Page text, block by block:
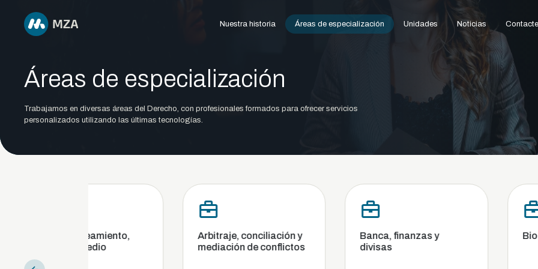
Nuestra historia Áreas de especialización Unidades Noticias
Áreas de especialización
Trabajamos en diversas áreas del Derecho, con profesionales formados para ofrecer servicios
personalizados utilizando las últimas tecnologías.
Arbitraje, conciliación y
mediación de conflictos
Banca, finanzas y
divisas
Bioética y bioderecho